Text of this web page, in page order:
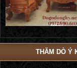
THĂM DÒ Ý